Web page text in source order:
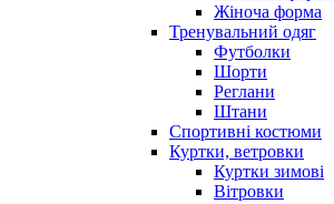
Жіноча форма
Тренувальний одяг
Футболки
Шорти
Реглани
Штани
Спортивні костюми
Куртки, ветровки
Куртки зимові
Вітровки